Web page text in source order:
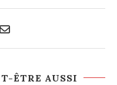
ÊTRE AUSSI